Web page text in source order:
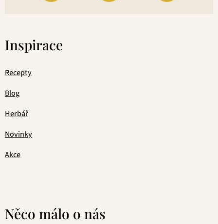
Inspirace
Recepty
Blog
Herbář
Novinky
Akce
Něco málo o nás